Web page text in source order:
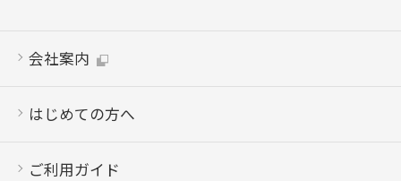
会社案内
はじめての方へ
ご利用ガイド